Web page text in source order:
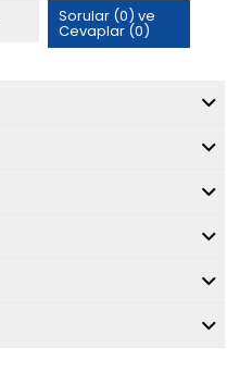
Sorular (0) ve
Cevaplar (0)